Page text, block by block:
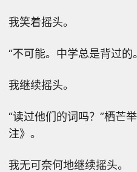
我笑着摇头。
“不可能。中学总是背过的
我继续摇头。
“读过他们的词吗？”栖芒
注》。
我无可奈何地继续摇头。